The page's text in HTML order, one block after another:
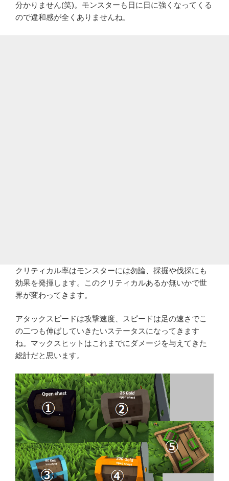
分かりません(笑)。モンスターも日に日に強くなってくる
ので違和感が全くありませんね。
クリティカル率はモンスターには勿論、採掘や伐採にも
効果を発揮します。このクリティカルあるか無いかで世
界が変わってきます。
アタックスピードは攻撃速度、スピードは足の速さでこ
の二つも伸ばしていきたいステータスになってきます
ね。マックスヒットはこれまでにダメージを与えてきた
総計だと思います。